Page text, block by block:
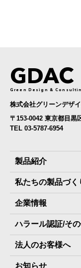
GDAC
Green Design &
株式会社グリーンデザ
〒153-0042 東京都目黒
TEL 03-5787-6954
製品紹介
みんなの保存⾷
The Next
The Next
JARAペットフー
その他製品
私たちの製品づく
SDGSへの取り組
JARA(ペット⽤
地産地消パッケ
企業情報
社⻑ご挨拶
スタッフ紹介
ハラール認証/そ
法人のお客様へ
お知らせ